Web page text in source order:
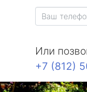
Или
+7 (812)